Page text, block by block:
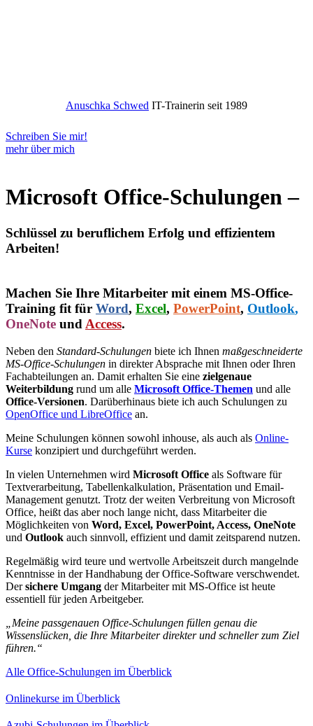
Anuschka Schwed IT-Trainerin seit 1989
Schreiben Sie mir!
mehr über mich
Microsoft Office-Schulungen –
Schlüssel zu beruflichem Erfolg und effizientem
Arbeiten!
Machen Sie Ihre Mitarbeiter mit einem MS-Office-
Training fit für Word, Excel, PowerPoint, Outlook,
OneNote und Access.
Neben den Standard-Schulungen biete ich Ihnen maßgeschneiderte
MS-Office-Schulungen in direkter Absprache mit Ihnen oder Ihren
Fachabteilungen an. Damit erhalten Sie eine zielgenaue
Weiterbildung rund um alle Microsoft Office-Themen und alle
Office-Versionen. Darüberhinaus biete ich auch Schulungen zu
OpenOffice und LibreOffice an.
Meine Schulungen können sowohl inhouse, als auch als Online-
Kurse konzipiert und durchgeführt werden.
In vielen Unternehmen wird Microsoft Office als Software für
Textverarbeitung, Tabellenkalkulation, Präsentation und Email-
Management genutzt. Trotz der weiten Verbreitung von Microsoft
Office, heißt das aber noch lange nicht, dass Mitarbeiter die
Möglichkeiten von Word, Excel, PowerPoint, Access, OneNote
und Outlook auch sinnvoll, effizient und damit zeitsparend nutzen.
Regelmäßig wird teure und wertvolle Arbeitszeit durch mangelnde
Kenntnisse in der Handhabung der Office-Software verschwendet.
Dersichere Umgang der Mitarbeiter mit MS-Office ist heute
essentiell für jeden Arbeitgeber.
„Meine passgenauen Office-Schulungen füllen genau die
Wissenslücken, die Ihre Mitarbeiter direkter und schneller zum Ziel
führen.“
Alle Office-Schulungen im Überblick
Onlinekurse im Überblick